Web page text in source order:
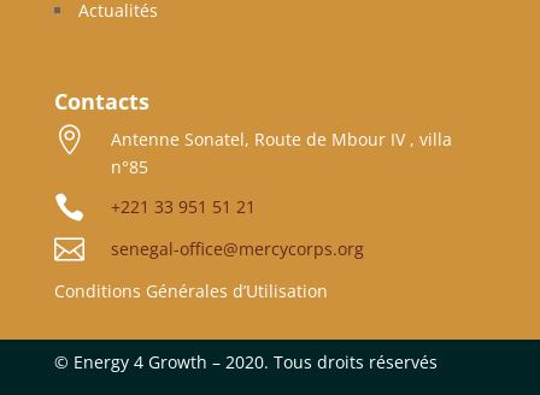
Actualités
Contacts

Antenne Sonatel, Route de Mbour IV , villa
n°85
 +221 33 951 51 21

senegal-office@mercycorps.org
Conditions Générales d’Utilisation
© Energy 4 Growth – 2020. Tous droits réservés